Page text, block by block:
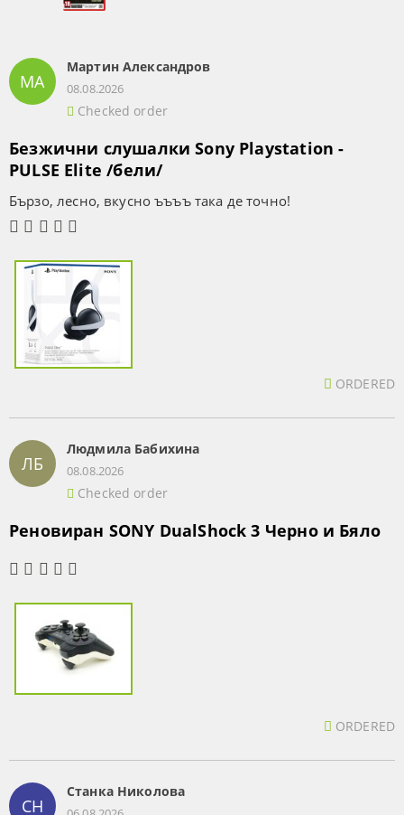
МА
Мартин Александров
08.08.2026
Checked order
Безжични слушалки Sony Playstation -
PULSE Elite /бели/
Бързо, лесно, вкусно ъъъъ така де точно!
ORDERED
ЛБ
Людмила Бабихина
08.08.2026
Checked order
Реновиран SONY DualShock 3 Черно и Бяло
ORDERED
СН
Станка Николова